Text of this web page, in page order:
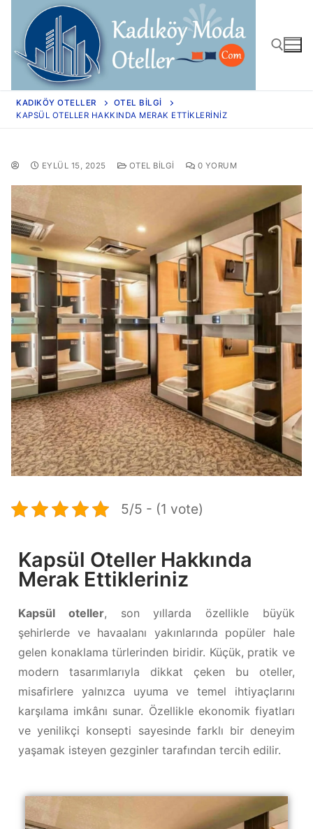
KADIKÖY OTELLER
OTEL BILGI
KAPSÜL OTELLER HAKKINDA MERAK ETTIKLERINIZ
EYLÜL 15, 2025 OTEL BILGI 0 YORUM
5/5 - (1 vote)
Kapsül Oteller Hakkında
Merak Ettikleriniz
Kapsül oteller, son yıllarda özellikle büyük
şehirlerde ve havaalanı yakınlarında popüler hale
gelen konaklama türlerinden biridir. Küçük, pratik ve
modern tasarımlarıyla dikkat çeken bu oteller,
misafirlere yalnızca uyuma ve temel ihtiyaçlarını
karşılama imkânı sunar. Özellikle ekonomik fiyatları
ve yenilikçi konsepti sayesinde farklı bir deneyim
yaşamak isteyen gezginler tarafından tercih edilir.